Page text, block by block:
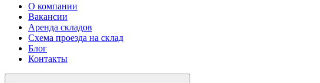
О компании
Вакансии
Аренда складов
Схема проезда на склад
Блог
Контакты